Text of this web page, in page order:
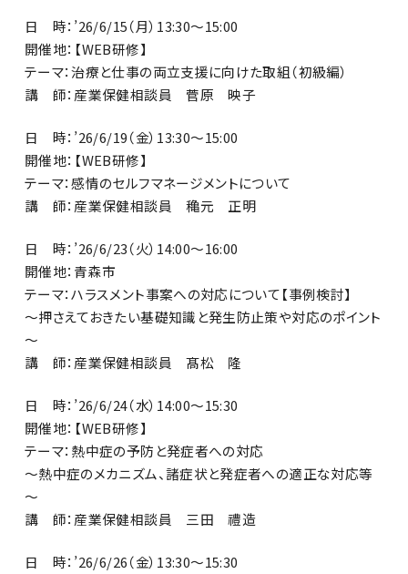
日 時：’26/6/15（月）13:30～15:00
開催地：【WEB研修】
テーマ：治療と仕事の両立支援に向けた取組（初級編）
講 師：産業保健相談員 菅原 映子
日 時：’26/6/19（金）13:30～15:00
開催地：【WEB研修】
テーマ：感情のセルフマネージメントについて
講 師：産業保健相談員 穐元 正明
日 時：’26/6/23（火）14:00～16:00
開催地：青森市
テーマ：ハラスメント事案への対応について【事例検討】
～押さえておきたい基礎知識と発生防止策や対応のポイント
～
講 師：産業保健相談員 髙松 隆
日 時：’26/6/24（水）14:00～15:30
開催地：【WEB研修】
テーマ：熱中症の予防と発症者への対応
～熱中症のメカニズム、諸症状と発症者への適正な対応等
～
講 師：産業保健相談員 三田 禮造
日 時：’26/6/26（金）13:30～15:30